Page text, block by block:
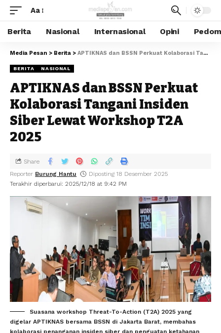
Aa
Berita Nasional Internasional Opini
Media Pesan > Berita > APTIKNAS dan BSSN Perkuat Kolaborasi Tangani Insiden Siber Lewat Workshop T2A 2025
BERITA NASIONAL
APTIKNAS dan BSSN Perkuat
Kolaborasi Tangani Insiden
Siber Lewat Workshop T2A
2025
Terakhir diperbarui: 2025/12/18 at 9:42 PM
Reporter Burung Hantu Diposting 18 Desember 2025
Share
Suasana workshop Threat-To-Action (T2A) 2025 yang
digelar APTIKNAS bersama BSSN di Jakarta Barat, membahas
kolaborasi penanganan insiden siber dan penguatan ketahanan